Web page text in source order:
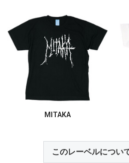
MITAKA
このレーベルについ